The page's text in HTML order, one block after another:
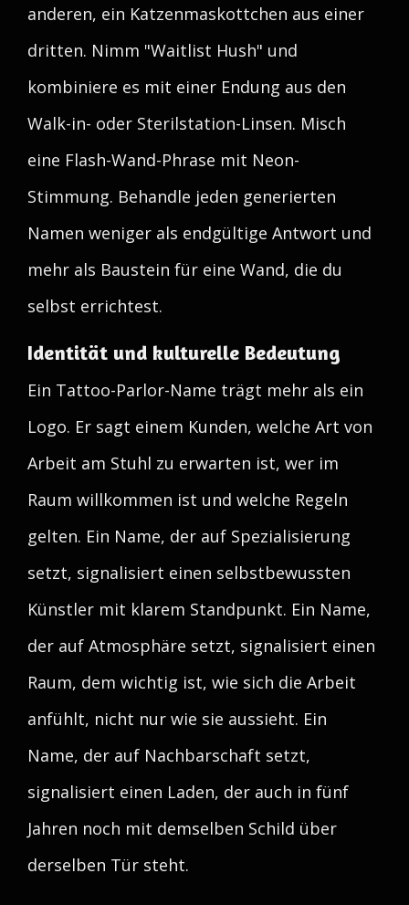
anderen, ein Katzenmaskottchen aus einer
dritten. Nimm "Waitlist Hush" und
kombiniere es mit einer Endung aus den
Walk-in- oder Sterilstation-Linsen. Misch
eine Flash-Wand-Phrase mit Neon-
Stimmung. Behandle jeden generierten
Namen weniger als endgültige Antwort und
mehr als Baustein für eine Wand, die du
selbst errichtest.
Identität und kulturelle Bedeutung
Ein Tattoo-Parlor-Name trägt mehr als ein
Logo. Er sagt einem Kunden, welche Art von
Arbeit am Stuhl zu erwarten ist, wer im
Raum willkommen ist und welche Regeln
gelten. Ein Name, der auf Spezialisierung
setzt, signalisiert einen selbstbewussten
Künstler mit klarem Standpunkt. Ein Name,
der auf Atmosphäre setzt, signalisiert einen
Raum, dem wichtig ist, wie sich die Arbeit
anfühlt, nicht nur wie sie aussieht. Ein
Name, der auf Nachbarschaft setzt,
signalisiert einen Laden, der auch in fünf
Jahren noch mit demselben Schild über
derselben Tür steht.